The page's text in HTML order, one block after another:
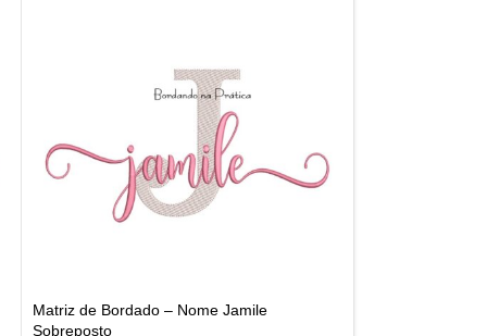
Matriz de Bordado – Nome Jamile
Sobreposto